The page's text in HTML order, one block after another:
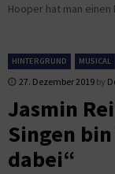
Hooper hat man einen
HINTERGRUND MUSICAL
27. Dezember 2019 by
Jasmin
Singen
dabei“